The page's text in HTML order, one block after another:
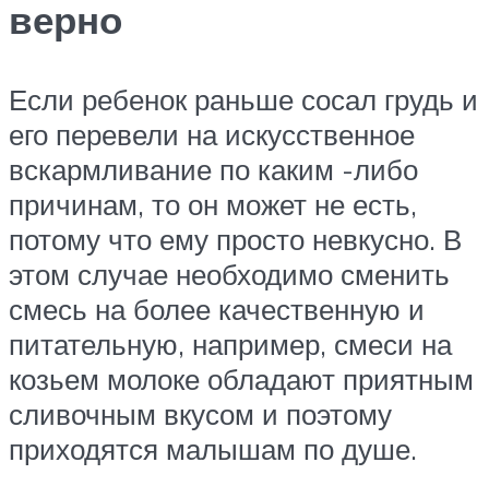
верно
Если ребенок раньше сосал грудь и
его перевели на искусственное
вскармливание по каким -либо
причинам, то он может не есть,
потому что ему просто невкусно. В
этом случае необходимо сменить
смесь на более качественную и
питательную, например, смеси на
козьем молоке обладают приятным
сливочным вкусом и поэтому
приходятся малышам по душе.